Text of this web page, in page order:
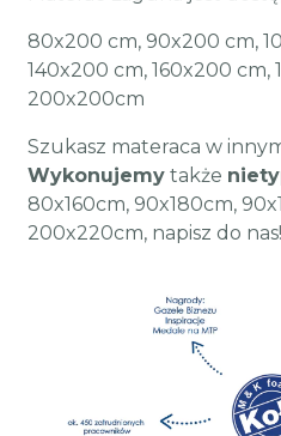
80x200 cm, 90x200 cm,
140x200 cm, 160x200 cm,
200x200cm
Szukasz materaca w
Wykonujemy także
80x160cm, 90x180cm,
200x220cm, napisz do nas!